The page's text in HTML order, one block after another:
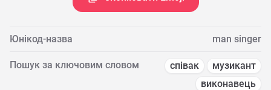
Юнікод-назва man singer
Пошук за ключовим словом співак
музикант
виконавець